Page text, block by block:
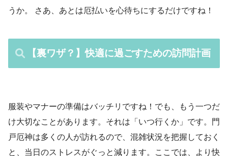
うか。 さあ、あとは厄払いを心待ちにするだけですね！
【裏ワザ？】快適に過ごすための訪問計画
服装やマナーの準備はバッチリですね！でも、もう一つだ
け大切なことがあります。それは「いつ行くか」です。門
戸厄神は多くの人が訪れるので、混雑状況を把握しておく
と、当日のストレスがぐっと減ります。ここでは、より快